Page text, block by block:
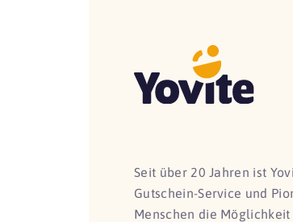
Seit über 20 Jahren ist
Gutschein-Service und
Menschen die